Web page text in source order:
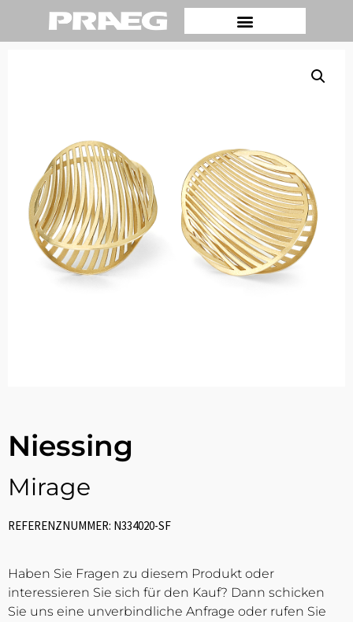
Niessing
Mirage
REFERENZNUMMER: N334020-SF
Haben Sie Fragen zu diesem Produkt oder
interessieren Sie sich für den Kauf? Dann schicken
Sie uns eine unverbindliche Anfrage oder rufen Sie